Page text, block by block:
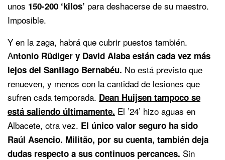
unos 150-200 ‘kilos’ para deshacerse de su maestro.
Imposible.
Y en la zaga, habrá que cubrir puestos también.
Antonio Rüdiger y David Alaba están cada vez más
lejos del Santiago Bernabéu. No está previsto que
renueven, y menos con la cantidad de lesiones que
sufren cada temporada. Dean Huijsen tampoco se
está saliendo últimamente. El ’24’ hizo aguas en
Albacete, otra vez. El único valor seguro ha sido
Raúl Asencio. Militão, por su cuenta, también deja
dudas respecto a sus continuos percances. Sin